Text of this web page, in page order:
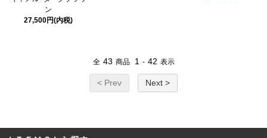
ン
27,500円(内税)
全 43 商品 1 - 42 表示
< Prev Next >